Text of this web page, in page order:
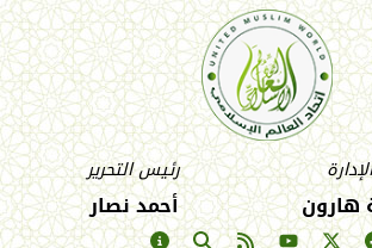
هارون
رئيس التحرير
أحمد نصار